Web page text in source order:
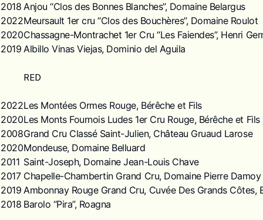
2018 Anjou “Clos des Bonnes Blanches”, Domaine Belargus
2022Meursault 1er cru “Clos des Bouchères”, Domaine Roulot
2020Chassagne-Montrachet 1er Cru “Les Faiendes”, Henri
2019 Albillo Vinas Viejas, Dominio del Aguila
RED
2022Les Montées Ormes Rouge, Bérêche et Fils
2020Les Monts Fournois Ludes 1er Cru Rouge, Bérêche et Fils
2008Grand Cru Classé Saint-Julien, Château Gruaud Larose
2020Mondeuse, Domaine Belluard
2011 Saint-Joseph, Domaine Jean-Louis Chave
2017 Chapelle-Chambertin Grand Cru, Domaine Pierre Damoy
2019 Ambonnay Rouge Grand Cru, Cuvée Des Grands Côtes,
2018 Barolo “Pira”, Roagna